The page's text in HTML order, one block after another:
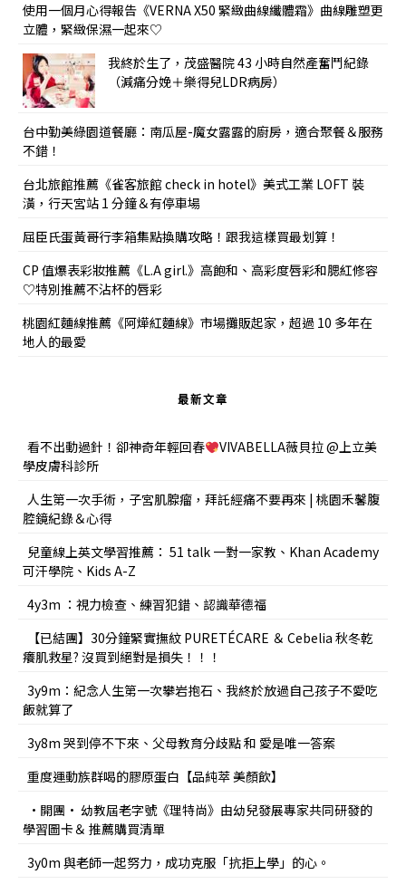
使用一個月心得報告《VERNA X50 緊緻曲線纖體霜》曲線雕塑更
立體，緊緻保濕一起來♡
我終於生了，茂盛醫院 43 小時自然產奮鬥紀錄
（減痛分娩＋樂得兒LDR病房）
台中勤美綠園道餐廳：南瓜屋-魔女露露的廚房，適合聚餐＆服務
不錯！
台北旅館推薦《雀客旅館 check in hotel》美式工業 LOFT 裝
潢，行天宮站 1 分鐘＆有停車場
屈臣氏蛋黃哥行李箱集點換購攻略！跟我這樣買最划算！
CP 值爆表彩妝推薦《L.A girl.》高飽和、高彩度唇彩和腮紅修容
♡特別推薦不沾杯的唇彩
桃園紅麵線推薦《阿燁紅麵線》市場攤販起家，超過 10 多年在
地人的最愛
最新文章
看不出動過針！卻神奇年輕回春
VIVABELLA薇貝拉 @上立美
學皮膚科診所
人生第一次手術，子宮肌腺瘤，拜託經痛不要再來 | 桃園禾馨腹
腔鏡紀錄＆心得
兒童線上英文學習推薦： 51 talk 一對一家教、Khan Academy
可汗學院、Kids A-Z
4y3m ：視力檢查、練習犯錯、認識華德福
【已結團】30分鐘緊實撫紋 PURETÉCARE ＆ Cebelia 秋冬乾
癢肌救星? 沒買到絕對是損失！！！
3y9m：紀念人生第一次攀岩抱石、我終於放過自己孩子不愛吃
飯就算了
3y8m 哭到停不下來、父母教育分歧點 和 愛是唯一答案
重度運動族群喝的膠原蛋白【品純萃 美顏飲】
•開團• 幼教屆老字號《理特尚》由幼兒發展專家共同研發的
學習圖卡＆ 推薦購買清單
3y0m 與老師一起努力，成功克服「抗拒上學」的心。